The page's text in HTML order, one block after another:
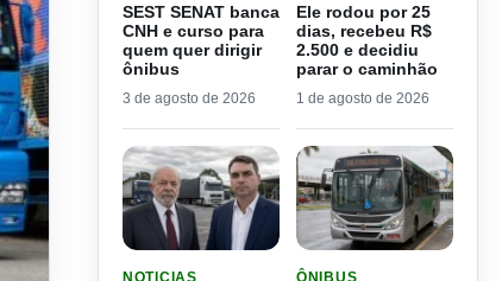
SEST SENAT banca
CNH e curso para
quem quer dirigir
ônibus
3 de agosto de 2026
Ele rodou por 25
dias, recebeu R$
2.500 e decidiu
parar o caminhão
1 de agosto de 2026
NOTICIAS
ÔNIBUS